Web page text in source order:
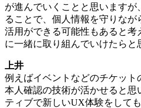
が進んでいくことと思います
ることで、個人情報を守りな
活用ができる可能性もあると考
に一緒に取り組んでいけたらと
上井
例えばイベントなどのチケット
本人確認の技術が活かせると
ティブで新しいUX体験をして